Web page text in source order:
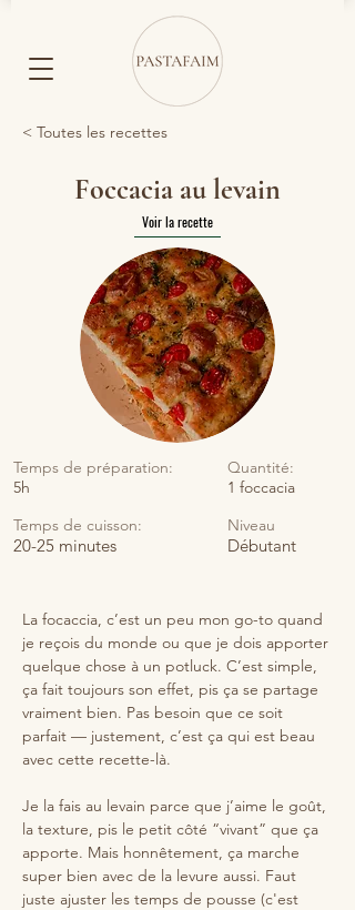
< Toutes les recettes
Foccacia au levain
Voir la recette
Temps de préparation:
5h
Temps de cuisson:
20-25 minutes
Quantité:
1 foccacia
Niveau
Débutant
La focaccia, c’est un peu mon go-to quand
je reçois du monde ou que je dois apporter
quelque chose à un potluck. C’est simple,
ça fait toujours son effet, pis ça se partage
vraiment bien. Pas besoin que ce soit
parfait — justement, c’est ça qui est beau
avec cette recette-là.
Je la fais au levain parce que j’aime le goût,
la texture, pis le petit côté “vivant” que ça
apporte. Mais honnêtement, ça marche
super bien avec de la levure aussi. Faut
juste ajuster les temps de pousse (c'est